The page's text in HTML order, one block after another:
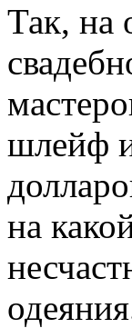
Так, на
шлейф
на